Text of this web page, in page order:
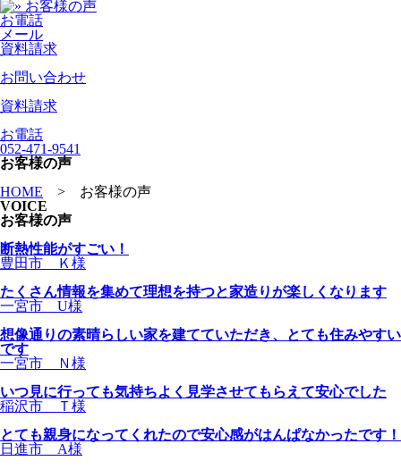
お電話
メール
資料請求
お問い合わせ
資料請求
お電話
052-471-9541
お客様の声
HOME > お客様の声
VOICE
お客様の声
断熱性能がすごい！
豊田市 Ｋ様
たくさん情報を集めて理想を持つと家造りが楽しくなります
一宮市 U様
想像通りの素晴らしい家を建てていただき、とても住みやすい
です
一宮市 Ｎ様
いつ見に行っても気持ちよく見学させてもらえて安心でした
稲沢市 Ｔ様
とても親身になってくれたので安心感がはんぱなかったです！
日進市 A様